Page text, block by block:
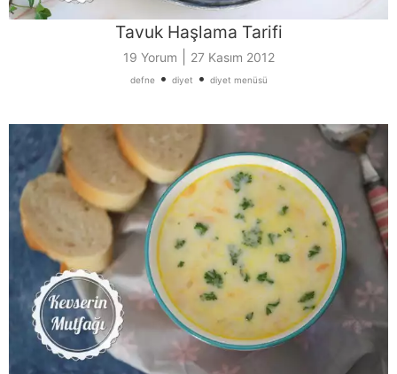
Tavuk Haşlama Tarifi
19 Yorum 27 Kasım 2012
defne• diyet • diyet menüsü